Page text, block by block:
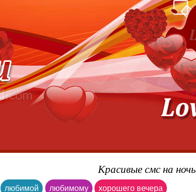
Красивые смс на ночь
любимой любимому хорошего вечера